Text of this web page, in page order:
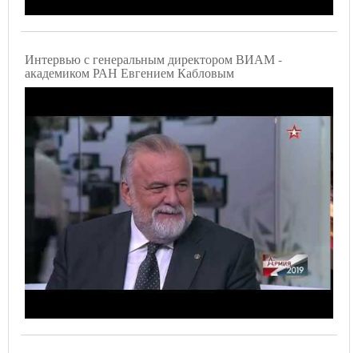
Интервью с генеральным директором ВИАМ -
академиком РАН Евгением Кабловым